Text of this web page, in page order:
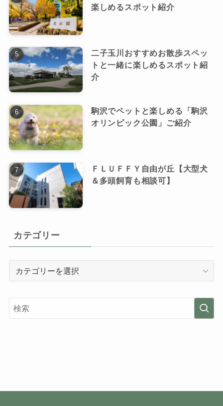
楽しめるスポット紹介
二子玉川おすすめお散歩スペッ
トと一緒に楽しめるスポット紹
介
駒沢でペットと楽しめる「駒沢
オリンピック公園」ご紹介
ＦＬＵＦＦＹ自由が丘【大型犬
＆多頭飼育も相談可】
カテゴリー
リ
ー